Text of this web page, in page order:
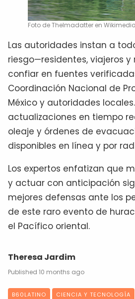
Foto de Thelmadatter en Wikimedia
Las autoridades instan a
riesgo—residentes, viajeros
confiar en fuentes
Coordinación Nacional de
México y autoridades
actualizaciones en tiempo
oleaje y órdenes de
disponibles en línea y por
Los expertos enfatizan que
y actuar con anticipación
mejores defensas ante los
de este raro evento de
el Pacífico oriental.
Theresa Jardim
10 months ago
B60LATINO CIENCIA Y TECNOLOGÍA